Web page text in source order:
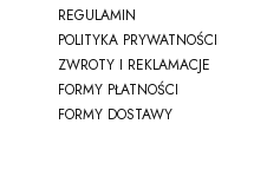
REGULAMIN
POLITYKA PRYWATNOŚCI
ZWROTY I REKLAMACJE
FORMY PŁATNOŚCI
FORMY DOSTAWY